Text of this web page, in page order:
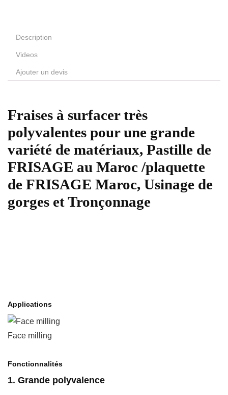
Description
Videos
Ajouter un devis
Fraises à surfacer très
polyvalentes pour une grande
variété de matériaux, Pastille de
FRISAGE au Maroc /plaquette
de FRISAGE Maroc, Usinage de
gorges et Tronçonnage
Applications
Face milling
Fonctionnalités
1. Grande polyvalence